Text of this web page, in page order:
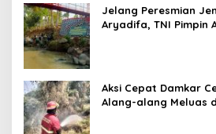
Jelang Peresmian
Aryadifa, TNI Pimpin
Aksi Cepat Damkar
Alang-alang Meluas